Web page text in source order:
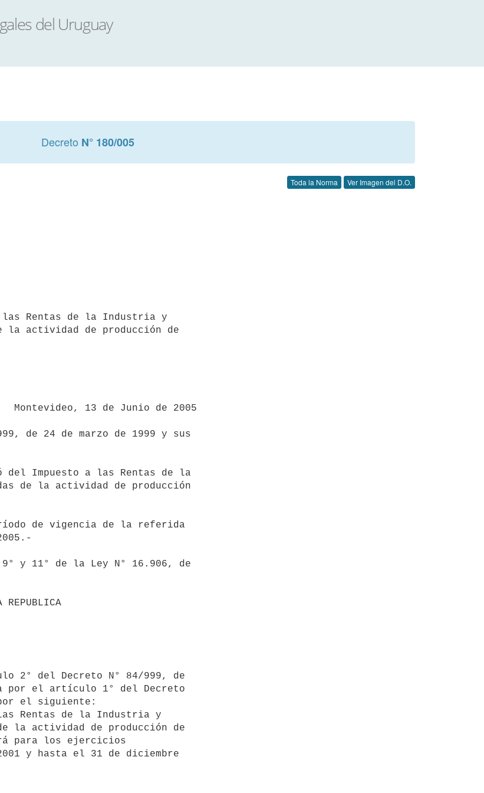
Decreto N° 180/005
Toda la Norma Ver Imagen del D.O.
las Rentas de la Industria y
la actividad de producción de
de 24 de marzo de 1999 y sus
del Impuesto a las Rentas de la
de la actividad de producción
de vigencia de la referida
y 11° de la Ley N° 16.906, de
por el artículo 1° del Decreto
el siguiente:
Rentas de la Industria y
la actividad de producción de
para los ejercicios
y hasta el 31 de diciembre